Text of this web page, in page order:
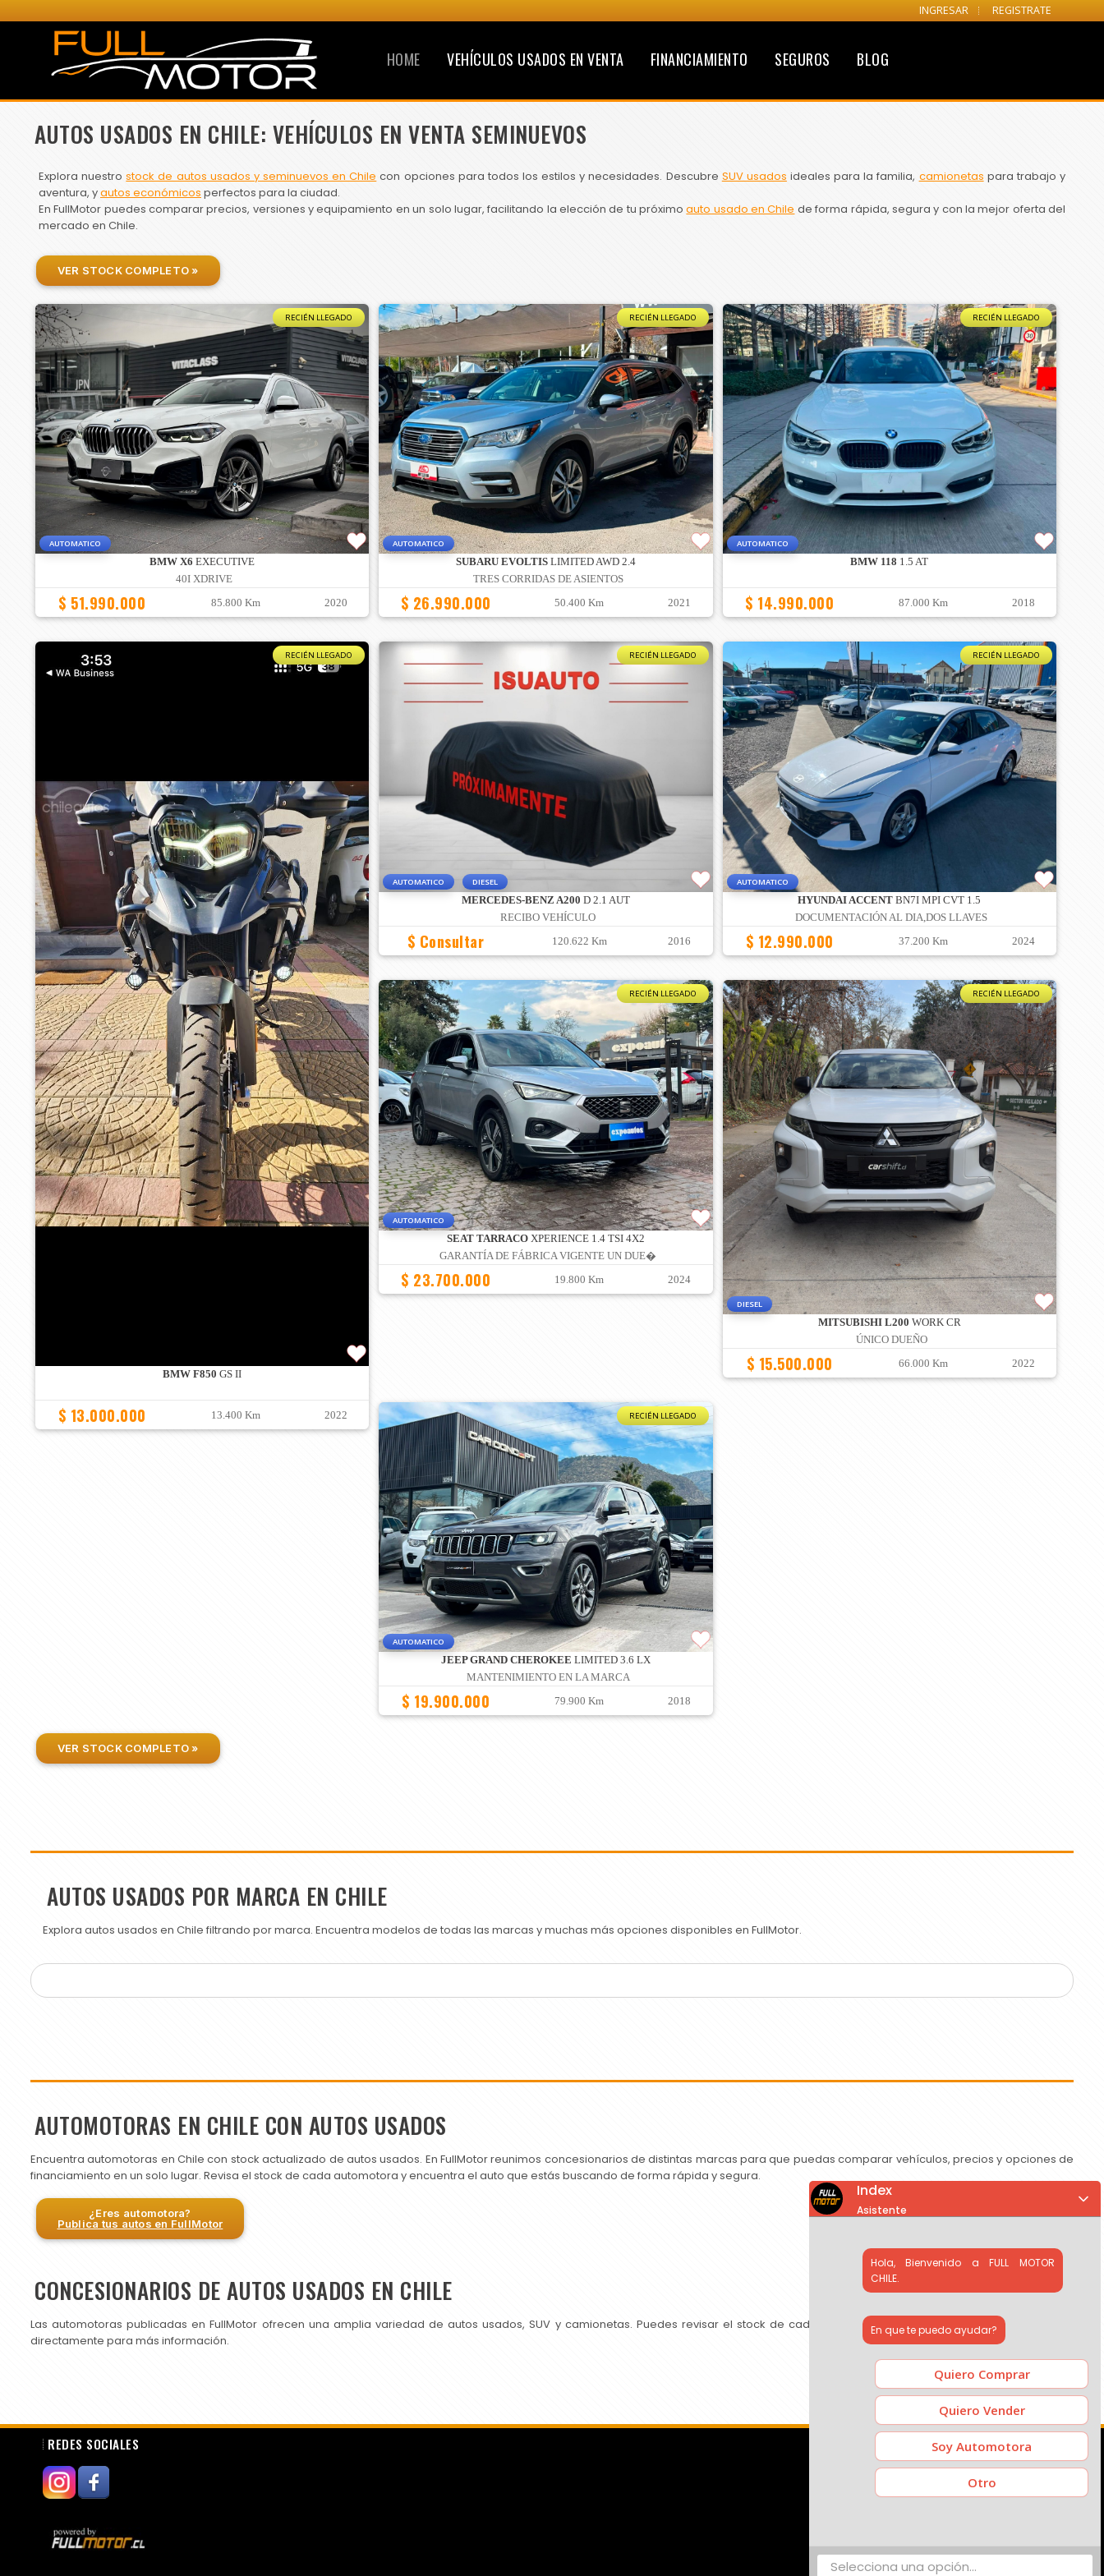
INGRESAR REGISTRATE
HOME VEHÍCULOS USADOS EN VENTA FINANCIAMIENTO SEGUROS BLOG
AUTOS USADOS EN CHILE: VEHÍCULOS EN VENTA SEMINUEVOS
Explora nuestrostock de autos usados y seminuevos en Chile con opciones para todos los estilos y necesidades. Descubre SUV usados ideales para la familia, camionetas para trabajo y
aventura, yautos económicos perfectos para la ciudad.
En FullMotor puedes comparar precios, versiones y equipamiento en un solo lugar, facilitando la elección de tu próximoauto usado en Chile de forma rápida, segura y con la mejor oferta del
mercado en Chile.
VER STOCK COMPLETO »
RECIÉN LLEGADO
AUTOMATICO
BMW X6 EXECUTIVE
40I XDRIVE
$ 51.990.000 85.800 Km 2020
RECIÉN LLEGADO
AUTOMATICO
SUBARU EVOLTIS LIMITED AWD 2.4
TRES CORRIDAS DE ASIENTOS
$ 26.990.000 50.400 Km 2021
RECIÉN LLEGADO
AUTOMATICO
BMW 118 1.5 AT
$ 14.990.000 87.000 Km 2018
RECIÉN LLEGADO
BMW F850 GS II
$ 13.000.000 13.400 Km 2022
RECIÉN LLEGADO
AUTOMATICO DIESEL
MERCEDES-BENZ A200 D 2.1 AUT
RECIBO VEHÍCULO
$ Consultar 120.622 Km 2016
RECIÉN LLEGADO
AUTOMATICO
HYUNDAI ACCENT BN7I MPI CVT 1.5
DOCUMENTACIÓN AL DIA,DOS LLAVES
$ 12.990.000 37.200 Km 2024
RECIÉN LLEGADO
AUTOMATICO
SEAT TARRACO XPERIENCE 1.4 TSI 4X2
GARANTÍA DE FÁBRICA VIGENTE UN DUE�
$ 23.700.000 19.800 Km 2024
RECIÉN LLEGADO
DIESEL
MITSUBISHI L200 WORK CR
ÚNICO DUEÑO
$ 15.500.000 66.000 Km 2022
RECIÉN LLEGADO
AUTOMATICO
JEEP GRAND CHEROKEE LIMITED 3.6 LX
MANTENIMIENTO EN LA MARCA
$ 19.900.000 79.900 Km 2018
VER STOCK COMPLETO »
AUTOS USADOS POR MARCA EN CHILE
Explora autos usados en Chile filtrando por marca. Encuentra modelos de todas las marcas y muchas más opciones disponibles en FullMotor.
AUTOMOTORAS EN CHILE CON AUTOS USADOS
Encuentra automotoras en Chile con stock actualizado de autos usados. En FullMotor reunimos concesionarios de distintas marcas para que puedas comparar vehículos, precios y opciones de
financiamiento en un solo lugar. Revisa el stock de cada automotora y encuentra el auto que estás buscando de forma rápida y segura.
¿Eres automotora?
Publica tus autos en FullMotor
CONCESIONARIOS DE AUTOS USADOS EN CHILE
Las automotoras publicadas en FullMotor ofrecen una amplia variedad de autos usados, SUV y camionetas. Puedes revisar el stock de cada concesionario, comparar precios y contactar
directamente para más información.
REDES SOCIALES
Index
Asistente
Hola, Bienvenido a FULL MOTOR
CHILE.
En que te puedo ayudar?
Quiero Comprar
Quiero Vender
Soy Automotora
Otro